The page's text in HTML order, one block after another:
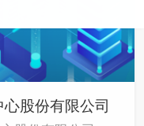
股份有限公司